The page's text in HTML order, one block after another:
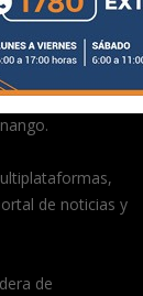
digital
más
de noticias y
de